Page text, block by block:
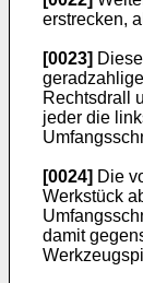
erstrecken,
[0023]
Rechtsdrall
jeder die
[0024] Die
Werkstück
damit